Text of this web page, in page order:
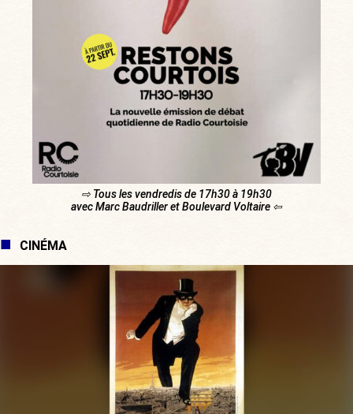
⇨ Tous les vendredis de 17h30 à 19h30
avec Marc Baudriller et Boulevard Voltaire ⇦
CINÉMA